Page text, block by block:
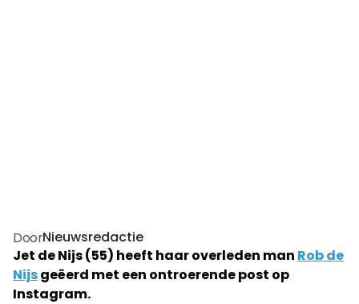
DoorNieuwsredactie
Jet de Nijs (55) heeft haar overleden man Rob de
Nijsgeëerd met een ontroerende post op
Instagram.